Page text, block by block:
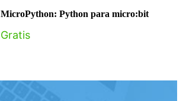
MicroPython: Python para micro:bit
Gratis